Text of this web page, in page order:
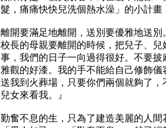
髮，痛痛快快兒洗個熱水澡」的小計畫
離開要滿足地離開，送別要優雅地送
校長的母親要離開的時候，把兒子、
事，我們的日子一向過得很好。不要
雅觀的好漆。我的手不能給自己修飾
送我到火葬場，只要你們兩個就夠了
兒女來看我。』
勤奮不息的生，只為了建造美麗的人